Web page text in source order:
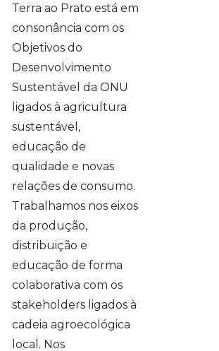
Terra ao Prato está em
consonância com os
Objetivos do
Desenvolvimento
Sustentável da ONU
ligados à agricultura
sustentável,
educação de
qualidade e novas
relações de consumo.
Trabalhamos nos eixos
da produção,
distribuição e
educação de forma
colaborativa com os
stakeholders ligados à
cadeia agroecológica
local. Nos